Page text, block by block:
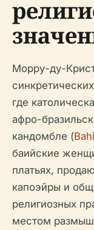
Морру-ду-
где
афро-
кандомбле (
баийские
платьях,
капоэйры и
религиозных
местом